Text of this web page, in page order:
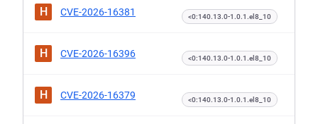
H CVE-2026-16381 <0:140.13.0-1.0.1.el8_10
H CVE-2026-16396 <0:140.13.0-1.0.1.el8_10
H CVE-2026-16379 <0:140.13.0-1.0.1.el8_10